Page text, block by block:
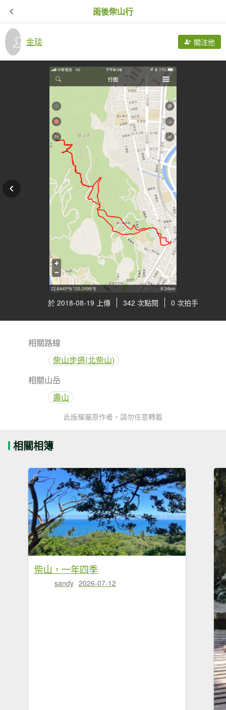
雨後柴山行
金琰 關注他
於 2018-08-19 上傳 342 次點閱 0 次拍手
相關路線
柴山步道(北柴山)
相關山岳
壽山
此版權屬原作者，請勿任意轉載
相關相簿
柴山，一年四季
sandy 2026-07-12